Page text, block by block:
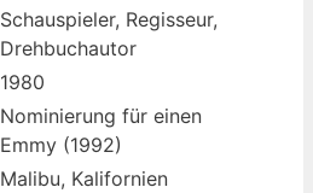
Schauspieler, Regisseur,
Drehbuchautor
1980
Nominierung für einen
Emmy (1992)
Malibu, Kalifornien